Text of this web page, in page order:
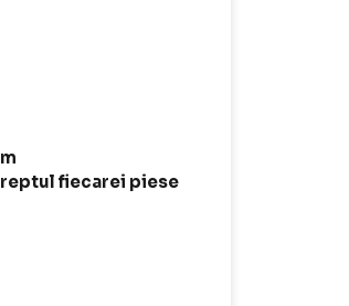
fiecarei piese